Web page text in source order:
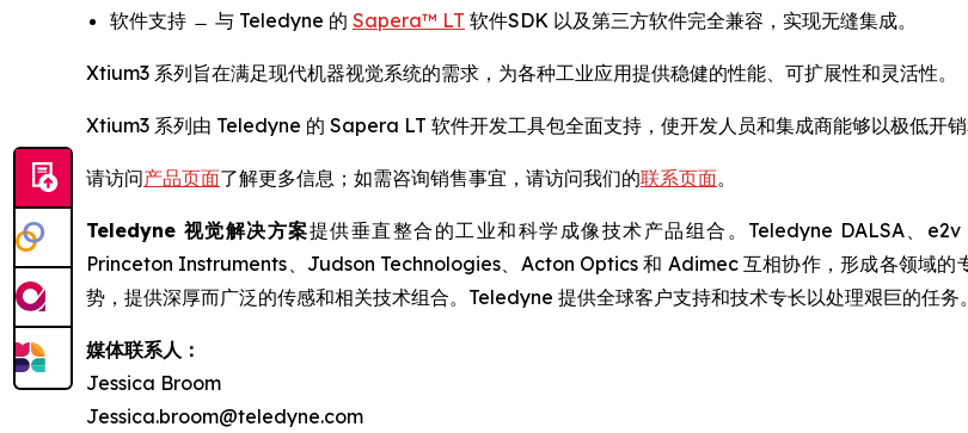
软件支持 ̶ 与 Teledyne 的 Sapera™ LT 软件SDK 以及第三方软件完全兼容，实现无缝集成。
Xtium3 系列旨在满足现代机器视觉系统的需求，为各种工业应用提供稳健的性能、可扩展性和灵活性。
Xtium3 系列由 Teledyne 的 Sapera LT 软件开发工具包全面支持，使开发人员和集成商能够以极低开销
请访问产品页面了解更多信息；如需咨询销售事宜，请访问我们的联系页面。
Teledyne 视觉解决方案提供垂直整合的工业和科学成像技术产品组合。Teledyne DALSA、
Princeton Instruments、Judson Technologies、Acton Optics 和 Adimec 互相协作，形成各领域的
势，提供深厚而广泛的传感和相关技术组合。Teledyne 提供全球客户支持和技术专长以处理艰巨的任务
媒体联系人：
Jessica Broom
Jessica.broom@teledyne.com